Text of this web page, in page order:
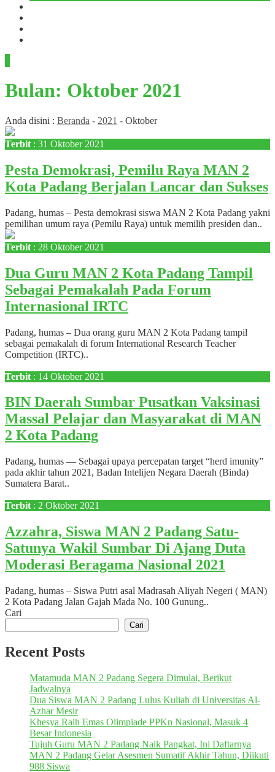
Bulan: Oktober 2021
Anda disini : Beranda - 2021 - Oktober
Terbit : 31 Oktober 2021
Pesta Demokrasi, Pemilu Raya MAN 2
Kota Padang Berjalan Lancar dan Sukses
Padang, humas – Pesta demokrasi siswa MAN 2 Kota Padang yakni
pemilihan umum raya (Pemilu Raya) untuk memilih presiden dan..
Terbit : 28 Oktober 2021
Dua Guru MAN 2 Kota Padang Tampil
Sebagai Pemakalah Pada Forum
Internasional IRTC
Padang, humas – Dua orang guru MAN 2 Kota Padang tampil
sebagai pemakalah di forum International Research Teacher
Competition (IRTC)..
Terbit : 14 Oktober 2021
BIN Daerah Sumbar Pusatkan Vaksinasi
Massal Pelajar dan Masyarakat di MAN
2 Kota Padang
Padang, humas — Sebagai upaya percepatan target “herd imunity”
pada akhir tahun 2021, Badan Intelijen Negara Daerah (Binda)
Sumatera Barat..
Terbit : 2 Oktober 2021
Azzahra, Siswa MAN 2 Padang Satu-
Satunya Wakil Sumbar Di Ajang Duta
Moderasi Beragama Nasional 2021
Padang, humas – Siswa Putri asal Madrasah Aliyah Negeri ( MAN)
2 Kota Padang Jalan Gajah Mada No. 100 Gunung..
Cari
Cari
Recent Posts
Matamuda MAN 2 Padang Segera Dimulai, Berikut
Jadwalnya
Dua Siswa MAN 2 Padang Lulus Kuliah di Universitas Al-
Azhar Mesir
Khesya Raih Emas Olimpiade PPKn Nasional, Masuk 4
Besar Indonesia
Tujuh Guru MAN 2 Padang Naik Pangkat, Ini Daftarnya
MAN 2 Padang Gelar Asesmen Sumatif Akhir Tahun, Diikuti
988 Siswa